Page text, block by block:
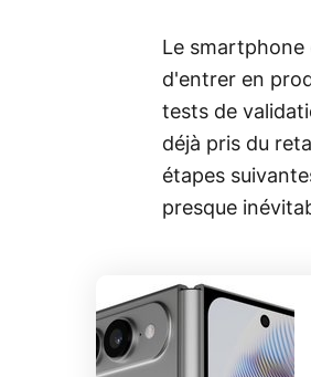
Le
d'entrer en
tests de
déjà pris du
étapes
presque